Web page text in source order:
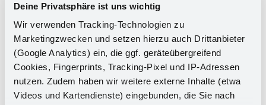
Deine Privatsphäre ist uns wichtig
Wir verwenden Tracking-Technologien zu
Marketingzwecken und setzen hierzu auch Drittanbieter
(Google Analytics) ein, die ggf. geräteübergreifend
Cookies, Fingerprints, Tracking-Pixel und IP-Adressen
nutzen. Zudem haben wir weitere externe Inhalte (etwa
Videos und Kartendienste) eingebunden, die Sie nach
Das Stauraumwunder für Ihr
Badezimmer